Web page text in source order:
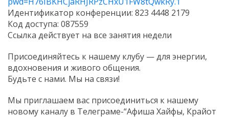
Идентификатор конференции: 823 4448 2179
Код доступа: 087559
Ссылка действует на все занятия недели
Присоединяйтесь к нашему клубу — для энергии,
вдохновения и живого общения.
Будьте с нами. Мы на связи!
Мы приглашаем вас присоединиться к нашему
новому каналу в Телеграме-“Афиша Хайфы, Крайот